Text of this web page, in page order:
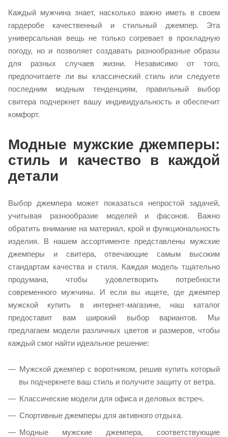
Каждый мужчина знает, насколько важно иметь в своем
гардеробе качественный и стильный джемпер. Эта
универсальная вещь не только согревает в прохладную
погоду, но и позволяет создавать разнообразные образы
для разных случаев жизни. Независимо от того,
предпочитаете ли вы классический стиль или следуете
последним модным тенденциям, правильный выбор
свитера подчеркнет вашу индивидуальность и обеспечит
комфорт.
Модные мужские джемперы:
стиль и качество в каждой
детали
Выбор джемпера может показаться непростой задачей,
учитывая разнообразие моделей и фасонов. Важно
обратить внимание на материал, крой и функциональность
изделия. В нашем ассортименте представлены мужские
джемперы и свитера, отвечающие самым высоким
стандартам качества и стиля. Каждая модель тщательно
продумана, чтобы удовлетворить потребности
современного мужчины. И если вы ищете, где джемпер
мужской купить в интернет-магазине, наш каталог
предоставит вам широкий выбор вариантов. Мы
предлагаем модели различных цветов и размеров, чтобы
каждый смог найти идеальное решение:
Мужской джемпер с воротником, решив купить который
вы подчеркнете ваш стиль и получите защиту от ветра.
Классические модели для офиса и деловых встреч.
Спортивные джемперы для активного отдыха.
Модные мужские джемпера, соответствующие